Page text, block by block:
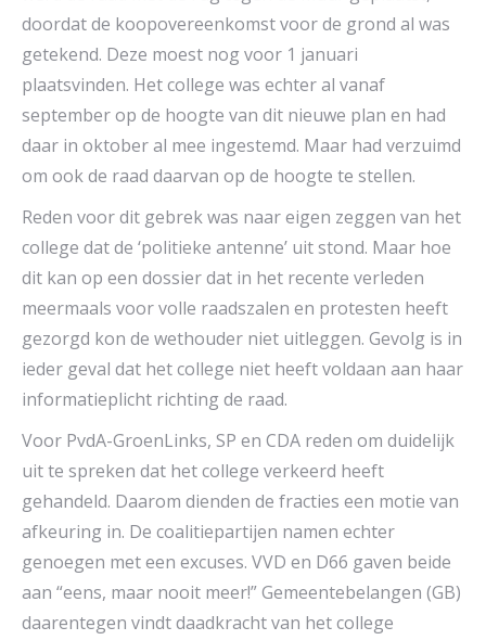
doordat de koopovereenkomst voor de grond al was
getekend. Deze moest nog voor 1 januari
plaatsvinden. Het college was echter al vanaf
september op de hoogte van dit nieuwe plan en had
daar in oktober al mee ingestemd. Maar had verzuimd
om ook de raad daarvan op de hoogte te stellen.
Reden voor dit gebrek was naar eigen zeggen van het
college dat de ‘politieke antenne’ uit stond. Maar hoe
dit kan op een dossier dat in het recente verleden
meermaals voor volle raadszalen en protesten heeft
gezorgd kon de wethouder niet uitleggen. Gevolg is in
ieder geval dat het college niet heeft voldaan aan haar
informatieplicht richting de raad.
Voor PvdA-GroenLinks, SP en CDA reden om duidelijk
uit te spreken dat het college verkeerd heeft
gehandeld. Daarom dienden de fracties een motie van
afkeuring in. De coalitiepartijen namen echter
genoegen met een excuses. VVD en D66 gaven beide
aan “eens, maar nooit meer!” Gemeentebelangen (GB)
daarentegen vindt daadkracht van het college